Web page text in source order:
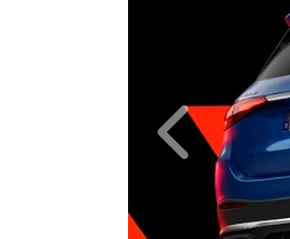
Anterior